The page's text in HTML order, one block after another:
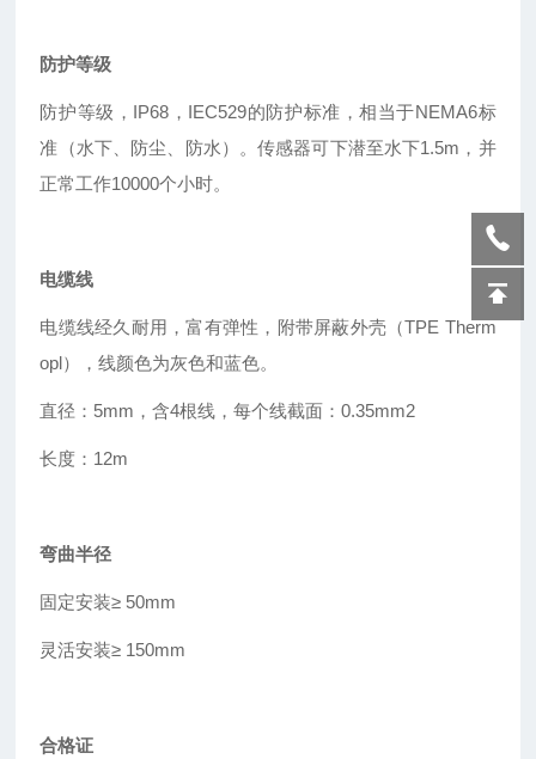
防护等级
防护等级，IP68，IEC529的防护标准，相当于NEMA6标
准（水下、防尘、防水）。传感器可下潜至水下1.5m，并
正常工作10000个小时。
电缆线
电缆线经久耐用，富有弹性，附带屏蔽外壳（TPE Therm
opl），线颜色为灰色和蓝色。
直径：5mm，含4根线，每个线截面：0.35mm2
长度：12m
弯曲半径
固定安装≥ 50mm
灵活安装≥ 150mm
合格证